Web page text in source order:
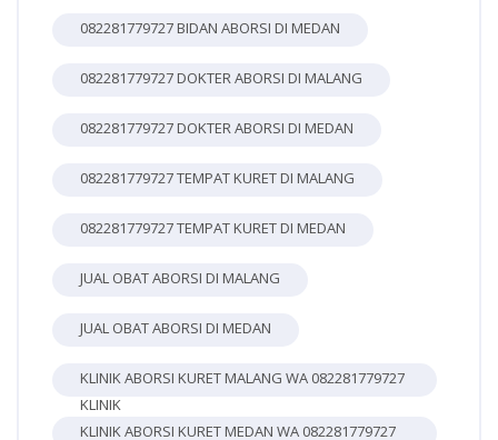
082281779727 BIDAN ABORSI DI MEDAN
082281779727 DOKTER ABORSI DI MALANG
082281779727 DOKTER ABORSI DI MEDAN
082281779727 TEMPAT KURET DI MALANG
082281779727 TEMPAT KURET DI MEDAN
JUAL OBAT ABORSI DI MALANG
JUAL OBAT ABORSI DI MEDAN
KLINIK ABORSI KURET MALANG WA 082281779727
KLINIK
KLINIK ABORSI KURET MEDAN WA 082281779727